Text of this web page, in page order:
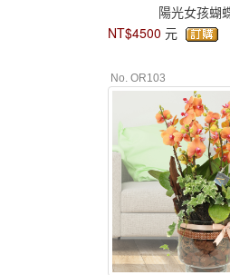
陽光女孩蝴
NT$4500 元
No. OR103